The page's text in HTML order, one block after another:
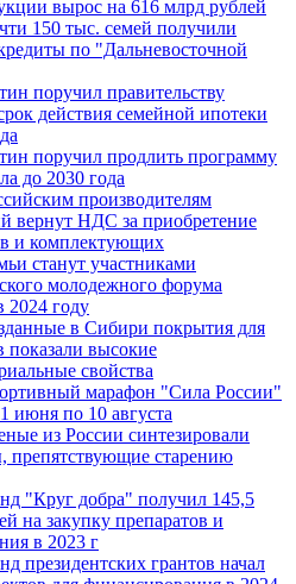
вырос на 616 млрд рублей
150 тыс. семей получили
по "Дальневосточной
поручил правительству
действия семейной ипотеки
поручил продлить программу
до 2030 года
производителям
вернут НДС за приобретение
и комплектующих
станут участниками
молодежного форума
году
в Сибири покрытия для
показали высокие
свойства
марафон "Сила России"
июня по 10 августа
из России синтезировали
препятствующие старению
"Круг добра" получил 145,5
на закупку препаратов и
в 2023 г
президентских грантов начал